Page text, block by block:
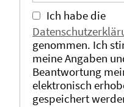
Ich habe die
genommen. Ich
meine Angaben
Beantwortung
elektronisch
gespeichert